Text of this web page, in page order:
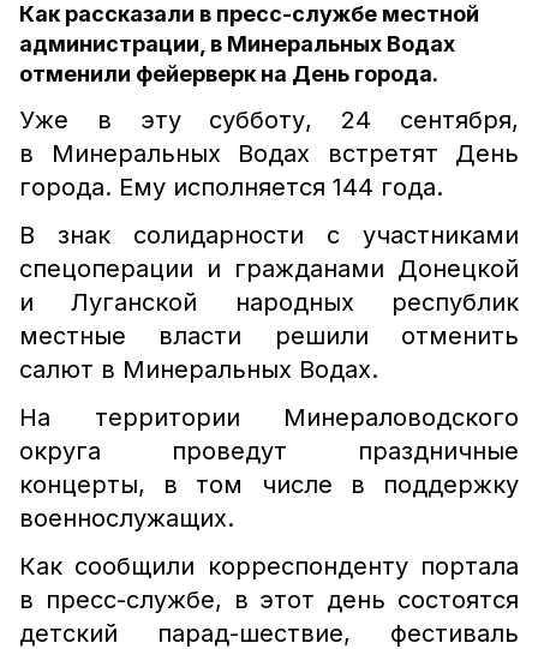
Как рассказали в пресс-службе местной
администрации, в Минеральных Водах
отменили фейерверк на День города.
Уже в эту субботу, 24 сентября,
в Минеральных Водах встретят День
города. Ему исполняется 144 года.
В знак солидарности с участниками
спецоперации и гражданами Донецкой
и Луганской народных республик
местные власти решили отменить
салют в Минеральных Водах.
На территории Минераловодского
округа проведут праздничные
концерты, в том числе в поддержку
военнослужащих.
Как сообщили корреспонденту портала
в пресс-службе, в этот день состоятся
детский парад-шествие, фестиваль